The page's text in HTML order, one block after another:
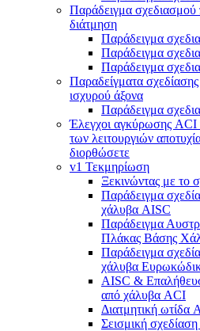
Παράδειγμα σχεδιασμού
διάτμηση
Παράδειγμα
Παράδειγμα
Παράδειγμα
Παραδείγματα
ισχυρού άξονα
Παράδειγμα
Έλεγχοι αγκύρωσης ACI
των λειτουργιών
διορθώσετε
v1 Τεκμηρίωση
Ξεκινώντας με το
Παράδειγμα
χάλυβα AISC
Παράδειγμα
Πλάκας Βάσης
Παράδειγμα
χάλυβα
AISC &
από χάλυβα ACI
Διατμητική ωτίδα
Σεισμική